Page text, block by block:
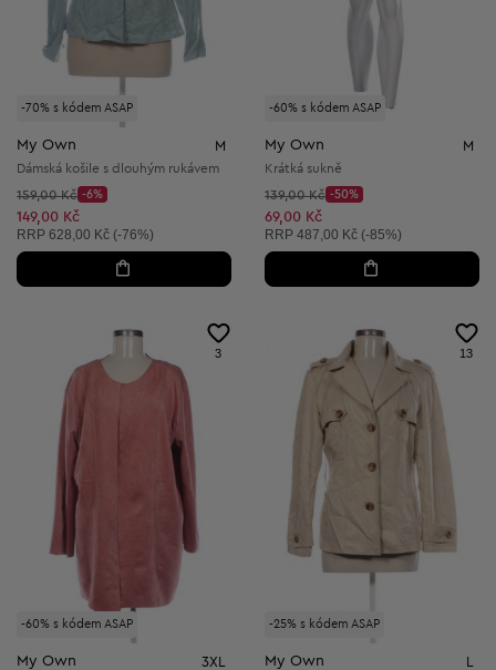
-70% s kódem ASAP
My Own M
Dámská košile s dlouhým rukávem
Původní cena:
159,00 Kč
Discount Price:
-6%
Snížená cena:
149,00 Kč
Doporučená cena:
RRP 628,00 Kč (-76%)
-60% s kódem ASAP
My Own M
Krátká sukně
Původní cena:
139,00 Kč
Discount Price:
-50%
Snížená cena:
69,00 Kč
Doporučená cena:
RRP 487,00 Kč (-85%)
-60% s kódem ASAP
3
My Own 3XL
-25% s kódem ASAP
13
My Own L